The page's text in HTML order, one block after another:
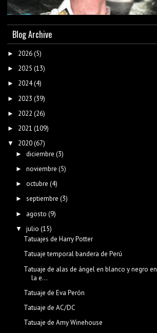
Blog Archive
► 2026(5)
► 2025 (13)
► 2024(4)
► 2023 (39)
► 2022 (26)
► 2021 (109)
▼ 2020(67)
► diciembre (3)
► noviembre (5)
► octubre (4)
► septiembre (3)
► agosto (9)
▼ julio (15)
Tatuajes de Harry Potter
Tatuaje temporal bandera de Perú
Tatuaje de alas de ángel en blanco y negro en
la e...
Tatuaje de Eva Perón
Tatuaje de AC/DC
Tatuaje de Amy Winehouse